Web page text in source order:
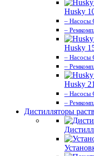
Husky
– Насосы
–
Husky
– Насосы
–
Husky
– Насосы
–
Дистилляторы